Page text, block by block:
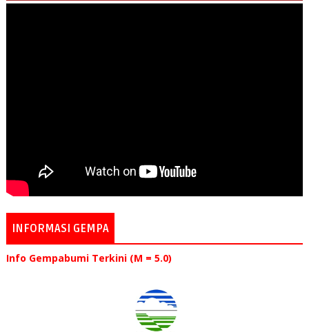
INFORMASI GEMPA
Info Gempabumi Terkini (M = 5.0)